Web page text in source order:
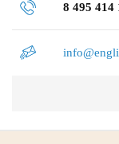
8 495 414